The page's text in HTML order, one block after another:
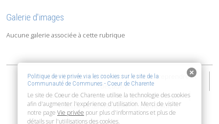
Galerie d'images
Aucune galerie associée à cette rubrique
2015-2026 © Coeur de Charente | Vivre, entreprendre et
découvrir
Accessibilité : non conforme
Mentions Légales
Politique de confidentialité
Connexion
Politique de vie privée via les cookies sur le site de la
Communauté de Communes - Coeur de Charente
Le site de Coeur de Charente utilise la technologie des cookies
afin d'augmenter l'expérience d'utilisation. Merci de visiter
notre page Vie privée pour plus d'informations et plus de
détails sur l'utiilisations des cookies.